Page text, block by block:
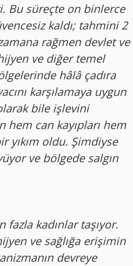
Bu süreçte on binlerce
kaldı; tahmini 2
rağmen devlet ve
ve diğer temel
hâlâ çadıra
karşılamaya uygun
bile işlevini
hem can kayıpları hem
yıkım oldu. Şimdiyse
ve bölgede salgın
kadınlar taşıyor.
ve sağlığa erişimin
devreye